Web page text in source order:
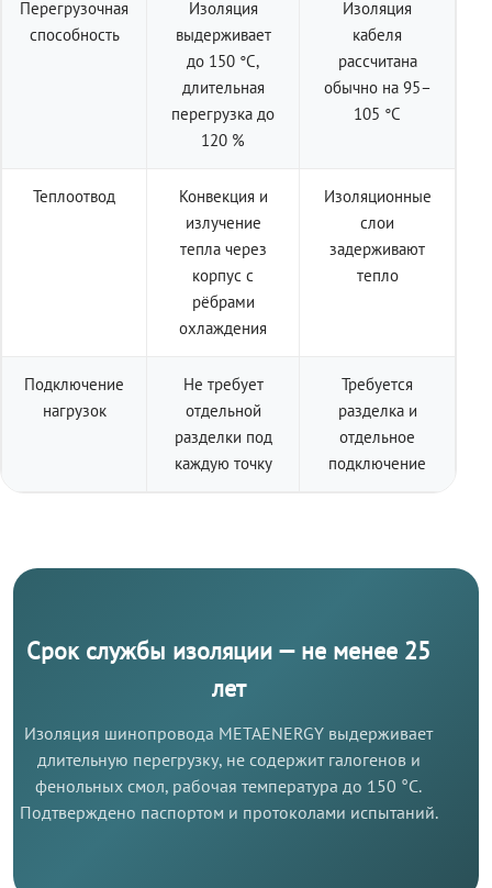
Перегрузочная
способность
Изоляция
выдерживает
до 150 °C,
длительная
перегрузка до
120 %
Изоляция
кабеля
рассчитана
обычно на 95–
105 °C
Теплоотвод
Конвекция и
излучение
тепла через
корпус с
рёбрами
охлаждения
Изоляционные
слои
задерживают
тепло
Подключение
нагрузок
Не требует
отдельной
разделки под
каждую точку
Требуется
разделка и
отдельное
подключение
Срок службы изоляции — не менее 25
лет
Изоляция шинопровода METAENERGY выдерживает
длительную перегрузку, не содержит галогенов и
фенольных смол, рабочая температура до 150 °C.
Подтверждено паспортом и протоколами испытаний.